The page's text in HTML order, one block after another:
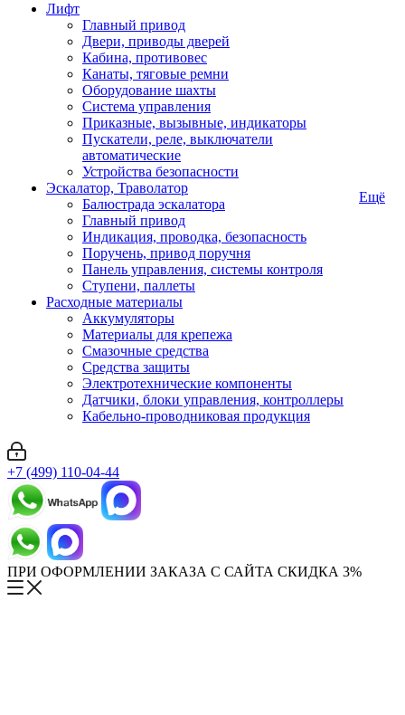
Лифт
Главный привод
Двери, приводы дверей
Кабина, противовес
Канаты, тяговые ремни
Оборудование шахты
Система управления
Приказные, вызывные, индикаторы
Пускатели, реле, выключатели
автоматические
Устройства безопасности
Эскалатор, Траволатор
Балюстрада эскалатора
Главный привод
Индикация, проводка, безопасность
Поручень, привод поручня
Панель управления, системы контроля
Ступени, паллеты
Расходные материалы
Аккумуляторы
Материалы для крепежа
Смазочные средства
Средства защиты
Электротехнические компоненты
Датчики, блоки управления, контроллеры
Кабельно-проводниковая продукция
Ещё
+7 (499) 110-04-44
ПРИ ОФОРМЛЕНИИ ЗАКАЗА С САЙТА СКИДКА 3%